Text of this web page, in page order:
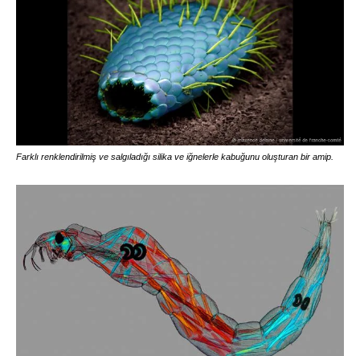
Farklı renklendirilmiş ve salgıladığı silika ve iğnelerle kabuğunu oluşturan bir amip.